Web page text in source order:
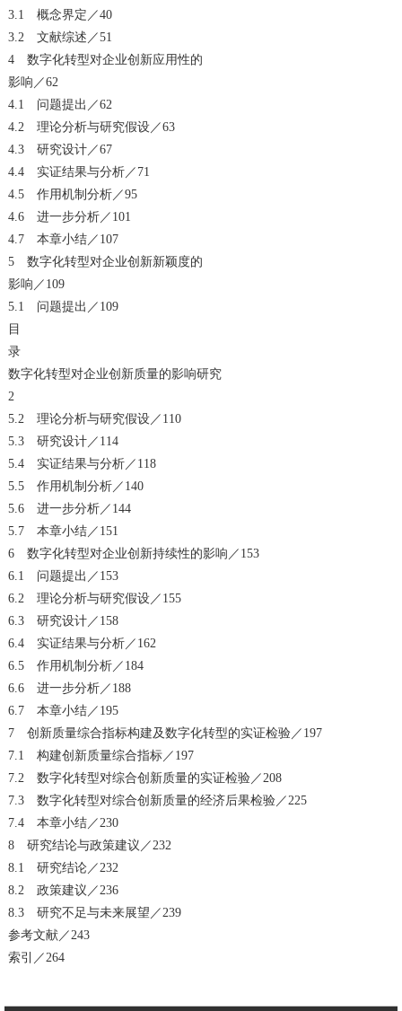
3.1 概念界定／40
3.2 文献综述／51
4 数字化转型对企业创新应用性的
影响／62
4.1 问题提出／62
4.2 理论分析与研究假设／63
4.3 研究设计／67
4.4 实证结果与分析／71
4.5 作用机制分析／95
4.6 进一步分析／101
4.7 本章小结／107
5 数字化转型对企业创新新颖度的
影响／109
5.1 问题提出／109
目
录
数字化转型对企业创新质量的影响研究
2
5.2 理论分析与研究假设／110
5.3 研究设计／114
5.4 实证结果与分析／118
5.5 作用机制分析／140
5.6 进一步分析／144
5.7 本章小结／151
6 数字化转型对企业创新持续性的影响／153
6.1 问题提出／153
6.2 理论分析与研究假设／155
6.3 研究设计／158
6.4 实证结果与分析／162
6.5 作用机制分析／184
6.6 进一步分析／188
6.7 本章小结／195
7 创新质量综合指标构建及数字化转型的实证检验／197
7.1 构建创新质量综合指标／197
7.2 数字化转型对综合创新质量的实证检验／208
7.3 数字化转型对综合创新质量的经济后果检验／225
7.4 本章小结／230
8 研究结论与政策建议／232
8.1 研究结论／232
8.2 政策建议／236
8.3 研究不足与未来展望／239
参考文献／243
索引／264